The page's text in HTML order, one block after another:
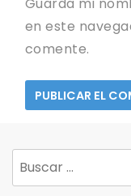
Guarda mi
en este
comente.
Buscar: